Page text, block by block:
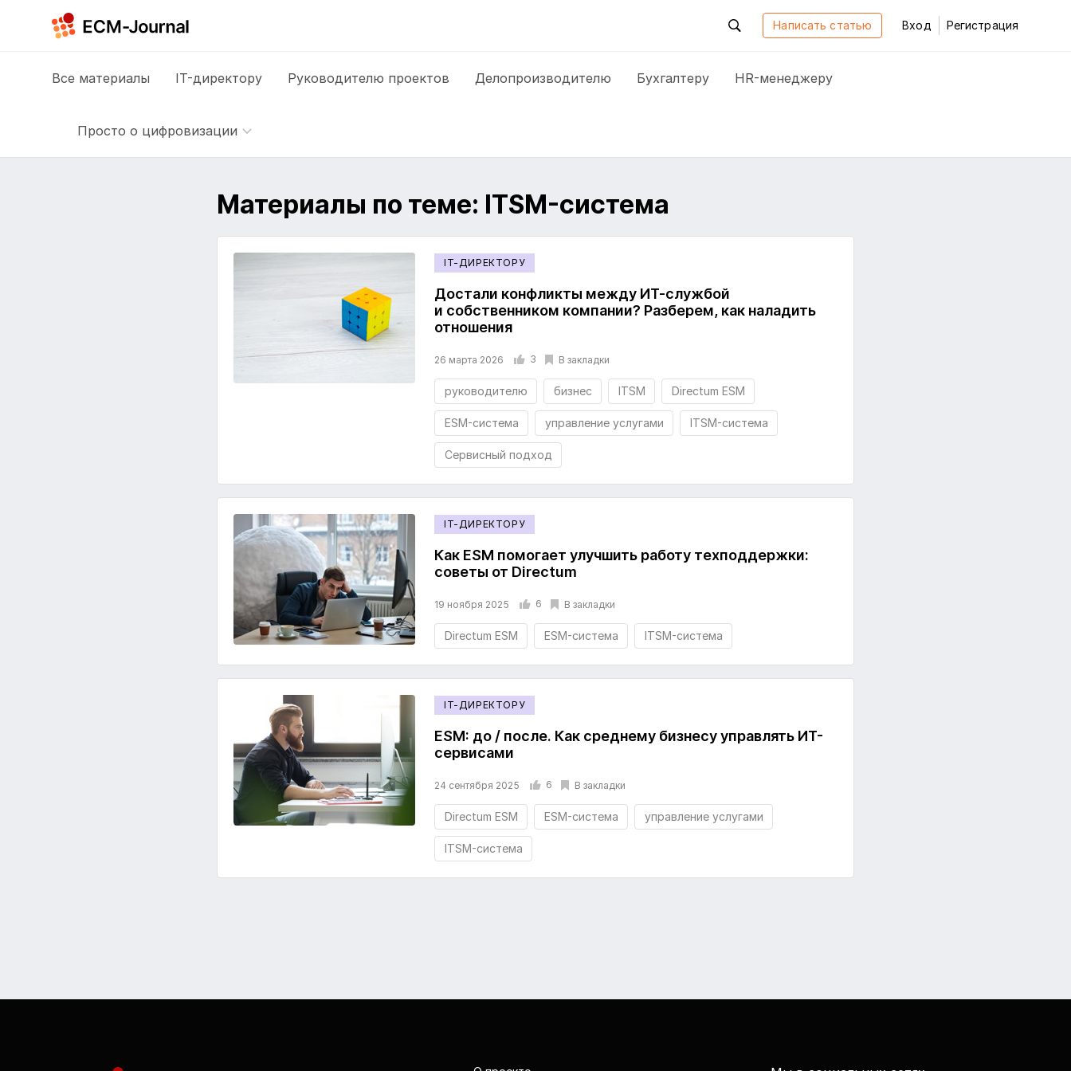
Написать статью Вход Регистрация
Все материалы IT-директору Руководителю проектов Делопроизводителю Бухгалтеру HR-менеджеру
Просто о цифровизации
Материалы по теме: ITSM-система
IT-ДИРЕКТОРУ
Достали конфликты между ИТ-службой
и собственником компании? Разберем, как наладить
отношения
26 марта 2026 3 В закладки
руководителю бизнес ITSM Directum ESM
ESM-система управление услугами ITSM-система
Сервисный подход
IT-ДИРЕКТОРУ
Как ESM помогает улучшить работу техподдержки:
советы от Directum
19 ноября 2025 6 В закладки
Directum ESM ESM-система ITSM-система
IT-ДИРЕКТОРУ
ESM: до / после. Как среднему бизнесу управлять ИТ-
сервисами
24 сентября 2025 6 В закладки
Directum ESM ESM-система управление услугами
ITSM-система